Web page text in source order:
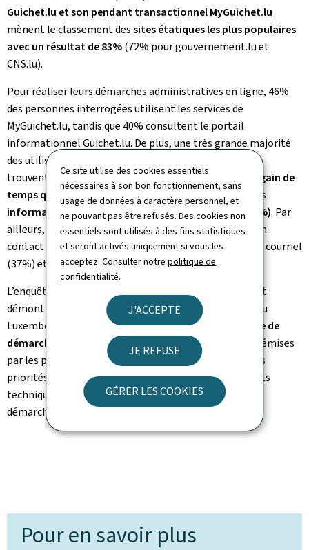
Ce site utilise des cookies essentiels
nécessaires à son bon fonctionnement, sans
usage de données à caractère personnel, et
ne pouvant pas être refusés. Des cookies non
essentiels sont utilisés à des fins statistiques
et seront activés uniquement si vous les
acceptez. Consulter notrepolitique de
confidentialité.
J'ACCEPTE
JE REFUSE
GÉRER LES COOKIES
Guichet.lu et son pendant transactionnel MyGuichet.lu
mènent le classement dessites étatiques les plus populaires
avec un résultat de 83%(72% pour gouvernement.lu et
CNS.lu).
Pour réaliser leurs démarches administratives en ligne, 46%
des personnes interrogées utilisent les services de
MyGuichet.lu, tandis que 40% consultent le portail
informationnel Guichet.lu. De plus, une très grande majorité
des utilisateurs sont satisfaits des deux portails et les
trouvent
faciles à utiliser (90%), mettent en avant le
gain de
temps qu’ils représentent (93%)
et considèrent que les
informations fournies sont utiles et pertinentes (94%). Par
ailleurs, Internet est le moyen privilégié pour entrer en
contact avec l’Etat (64%), suivi du téléphone (50%), du courriel
(37%) et des déplacements sur place (29%).
L’enquête sur l’utilisation des services en ligne de l’Etat
démontre également que
les citoyens et entreprises au
Luxembourg
souhaitent pouvoir effectuer davantage de
démarches administratives en lign
e. Les suggestions émises
par les personnes consultées permettront d’affiner les
priorités futures en ce qui concerne les développements
techniques et d’accélérer la digitalisation de certaines
démarches, jugées importantes par les répondants.
Pour en savoir plus